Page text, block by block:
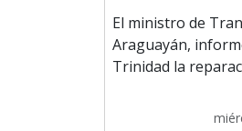
El ministro de
Araguayán,
Trinidad la